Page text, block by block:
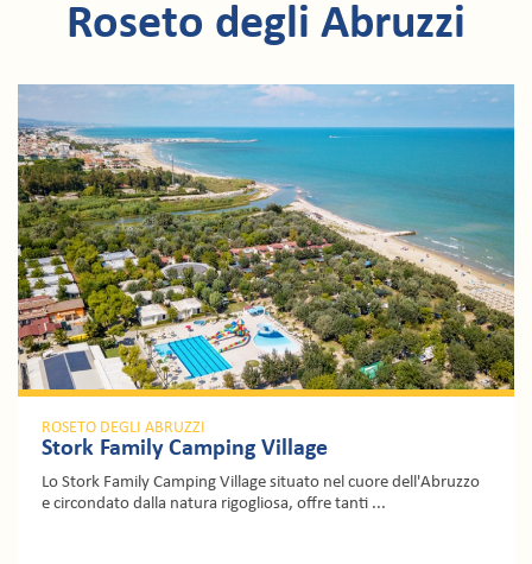
Roseto degli Abruzzi
ROSETO DEGLI ABRUZZI
Stork Family Camping Village
Lo Stork Family Camping Village situato nel cuore dell'Abruzzo
e circondato dalla natura rigogliosa, offre tanti ...